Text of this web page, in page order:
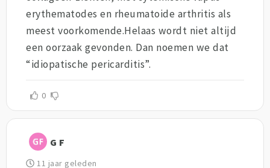
erythematodes en rheumatoide arthritis als
meest voorkomende.Helaas wordt niet altijd
een oorzaak gevonden. Dan noemen we dat
“idiopatische pericarditis”.
0
G F
11 jaar geleden